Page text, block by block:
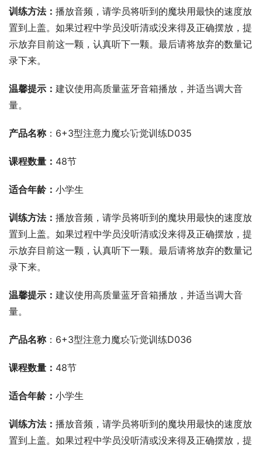
训练方法： 播放音频，请学员将听到的魔块用最快的速度放
置到上盖。如果过程中学员没听清或没来得及正确摆放，提
示放弃目前这一颗，认真听下一颗。最后请将放弃的数量记
录下来。
温馨提示： 建议使用高质量蓝牙音箱播放，并适当调大音
量。
产品名称：6+3型注意力魔块听觉训练D035
课程数量： 48节
适合年龄： 小学生
训练方法： 播放音频，请学员将听到的魔块用最快的速度放
置到上盖。如果过程中学员没听清或没来得及正确摆放，提
示放弃目前这一颗，认真听下一颗。最后请将放弃的数量记
录下来。
温馨提示： 建议使用高质量蓝牙音箱播放，并适当调大音
量。
产品名称：6+3型注意力魔块听觉训练D036
课程数量： 48节
适合年龄： 小学生
训练方法： 播放音频，请学员将听到的魔块用最快的速度放
置到上盖。如果过程中学员没听清或没来得及正确摆放，提